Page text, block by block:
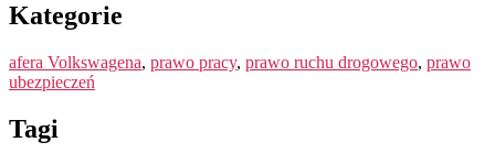
Kategorie
afera Volkswagena, prawo pracy, prawo ruchu drogowego, prawo
ubezpieczeń
Tagi